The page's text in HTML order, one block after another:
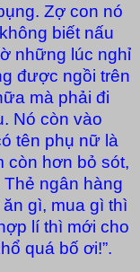
Zợ con nó
biết nấu
những lúc nghỉ
được ngồi trên
mà phải đi
Nó còn vào
tên phụ nữ là
còn hơn bỏ sót,
ngân hàng
gì, mua gì thì
lí thì mới cho
quá bố ơi!”.